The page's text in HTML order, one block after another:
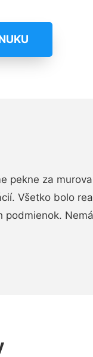
pekne za
Všetko bolo
podmienok.